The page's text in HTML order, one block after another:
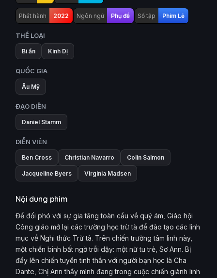
Phát hành 2022 Ngôn ngữ Phụ đề Số tập Phim Lẻ
THỂ LOẠI
Bí ẩn Kinh Dị
QUỐC GIA
Âu Mỹ
ĐẠO DIỄN
Daniel Stamm
DIỄN VIÊN
Ben Cross Christian Navarro Colin Salmon
Jacqueline Byers Virginia Madsen
Nội dung phim
Để đối phó với sự gia tăng toàn cầu về quỷ ám, Giáo hội
Công giáo mở lại các trường học trừ tà để đào tạo các linh
mục về Nghi thức Trừ tà. Trên chiến trường tâm linh này,
một chiến binh bất ngờ trỗi dậy: một nữ tu trẻ, Sơ Ann. Bị
đẩy lên chiến tuyến tinh thần với người bạn học là Cha
Dante, Chị Ann thấy mình đang trong cuộc chiến giành linh